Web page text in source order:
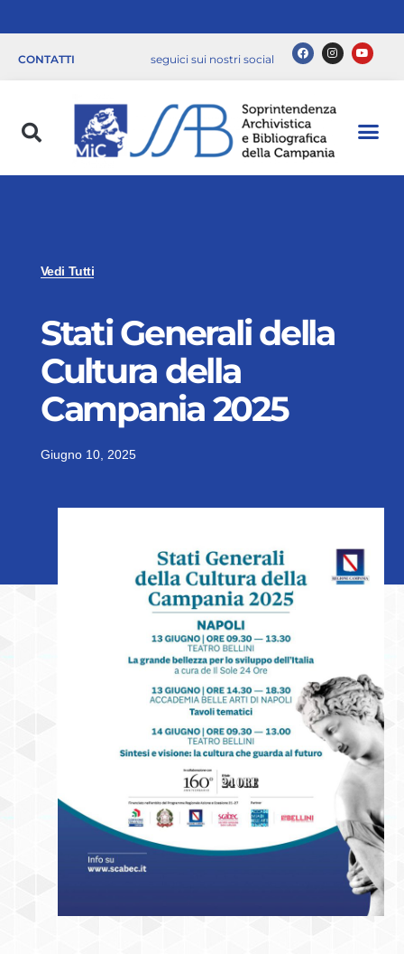
CONTATTI seguici sui nostri social
Vedi Tutti
Stati Generali della
Cultura della
Campania 2025
Giugno 10, 2025